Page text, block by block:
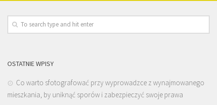
OSTATNIE WPISY
Co warto sfotografować przy wyprowadzce z wynajmowanego
mieszkania, by uniknąć sporów i zabezpieczyć swoje prawa